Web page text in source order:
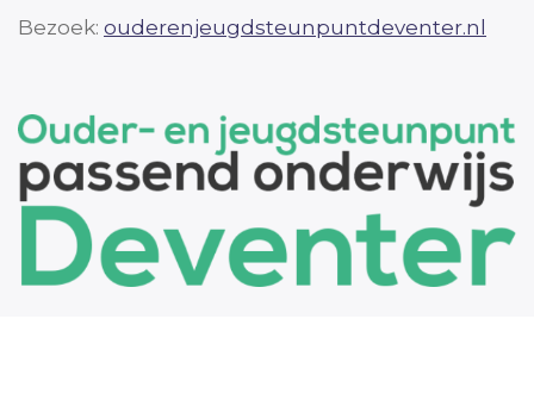
Bezoek: ouderenjeugdsteunpuntdeventer.nl